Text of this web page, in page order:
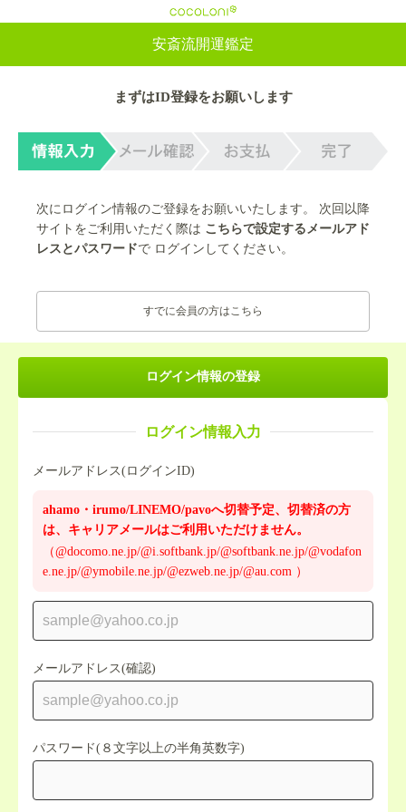
安斎流開運鑑定
まずはID登録をお願いします
次にログイン情報のご登録をお願いいたします。 次回以降
サイトをご利用いただく際は こちらで設定するメールアド
レスとパスワードで ログインしてください。
すでに会員の方はこちら
ログイン情報の登録
ログイン情報入力
メールアドレス(ログインID)
ahamo・irumo/LINEMO/pavoへ切替予定、切替済の方
は、キャリアメールはご利用いただけません。
（@docomo.ne.jp/@i.softbank.jp/@softbank.ne.jp/@vodafon
e.ne.jp/@ymobile.ne.jp/@ezweb.ne.jp/@au.com ）
メールアドレス(確認)
パスワード(８文字以上の半角英数字)